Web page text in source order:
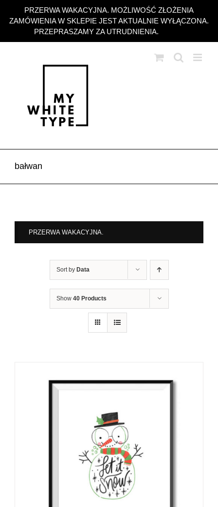
PRZERWA WAKACYJNA. MOŻLIWOŚĆ ZŁOŻENIA
ZAMÓWIENIA W SKLEPIE JEST AKTUALNIE WYŁĄCZONA.
PRZEPRASZAMY ZA UTRUDNIENIA.
zawartości
bałwan
PRZERWA WAKACYJNA.
Sort by Data
Show 40 Products